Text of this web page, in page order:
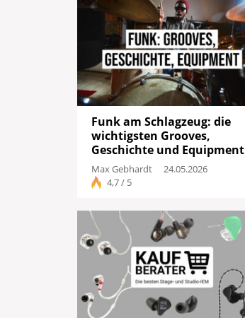
Funk am Schlagzeug: die
wichtigsten Grooves,
Geschichte und Equipment
Max Gebhardt
24.05.2026
4,7 / 5